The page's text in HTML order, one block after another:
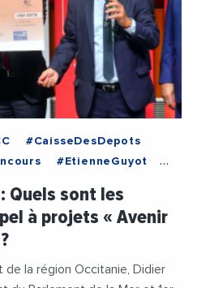
#CaisseDesDepots
#EtienneGuyot
Quels sont les
à projets « Avenir
de la région Occitanie, Didier